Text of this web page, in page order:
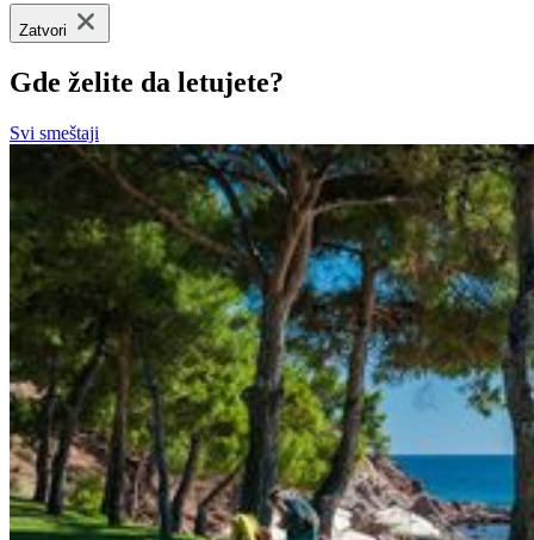
Zatvori
Gde želite da letujete?
Svi smeštaji